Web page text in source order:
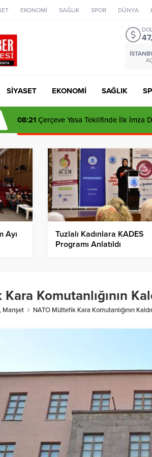
EKONOMİ SAĞLIK SPOR DÜNYA
SİYASET EKONOMİ SAĞLIK
08:21 Çerçeve Yasa Teklifinde İlk İmza
Ayı
Tuzlalı Kadınlara KADES
Programı Anlatıldı
Komutanlığının
, Manşet NATO Müttefik Kara Komutanlığının